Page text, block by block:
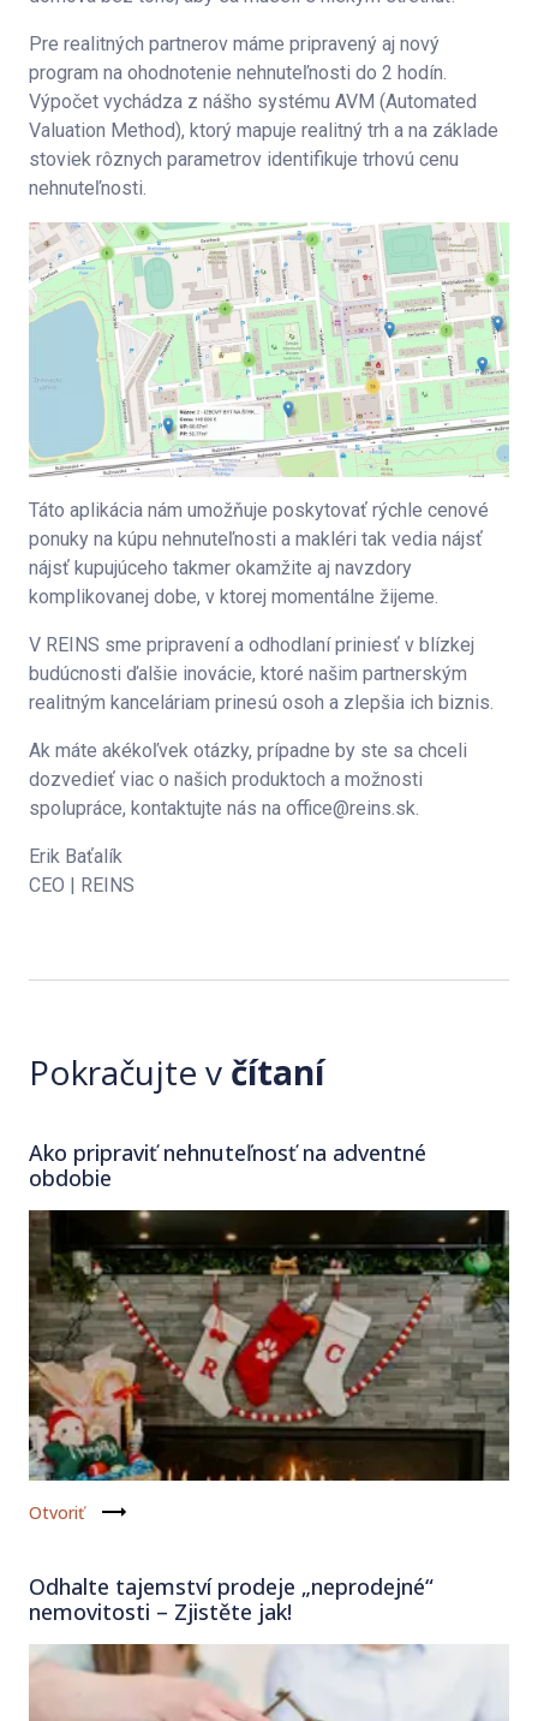
Pre realitných partnerov máme pripravený aj nový
program na ohodnotenie nehnuteľnosti do 2 hodín.
Výpočet vychádza z nášho systému AVM (Automated
Valuation Method), ktorý mapuje realitný trh a na základe
stoviek rôznych parametrov identifikuje trhovú cenu
nehnuteľnosti.
Táto aplikácia nám umožňuje poskytovať rýchle cenové
ponuky na kúpu nehnuteľnosti a makléri tak vedia nájsť
nájsť kupujúceho takmer okamžite aj navzdory
komplikovanej dobe, v ktorej momentálne žijeme.
V REINS sme pripravení a odhodlaní priniesť v blízkej
budúcnosti ďalšie inovácie, ktoré našim partnerským
realitným kanceláriam prinesú osoh a zlepšia ich biznis.
Ak máte akékoľvek otázky, prípadne by ste sa chceli
dozvedieť viac o našich produktoch a možnosti
spolupráce, kontaktujte nás na office@reins.sk.
Erik Baťalík
CEO | REINS
Pokračujte v čítaní
Ako pripraviť nehnuteľnosť na adventné
obdobie
Otvoriť
Odhalte tajemství prodeje „neprodejné“
nemovitosti – Zjistěte jak!